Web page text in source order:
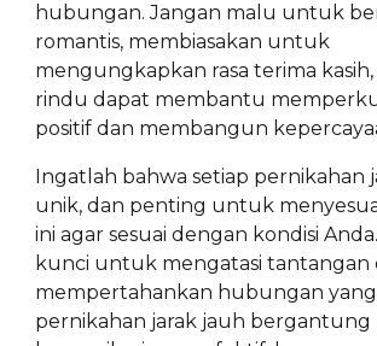
hubungan. Jangan malu untuk
romantis, membiasakan untuk
mengungkapkan rasa terima kasih,
rindu dapat membantu
positif dan membangun
Ingatlah bahwa setiap pernikahan
unik, dan penting untuk
ini agar sesuai dengan kondisi
kunci untuk mengatasi tantangan
mempertahankan hubungan
pernikahan jarak jauh bergantung